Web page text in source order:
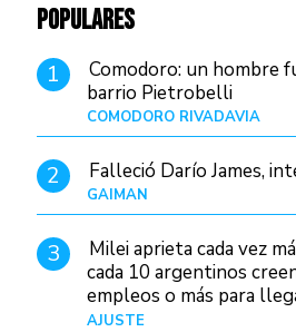
POPULARES
1
Comodoro: un hombre
barrio Pietrobelli
COMODORO RIVADAVIA
2 Falleció Darío James,
GAIMAN
3
Milei aprieta cada vez
cada 10 argentinos
empleos o más para
AJUSTE